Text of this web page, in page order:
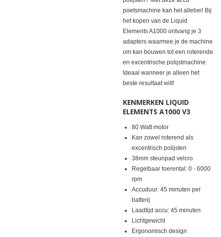
poetsmachine kan het allebei! Bij
het kopen van de Liquid
Elements A1000 ontvang je 3
adapters waarmee je de machine
om kan bouwen tot een roterende
en excentrische polijstmachine.
Ideaal wanneer je alleen het
beste resultaat wilt!
KENMERKEN LIQUID
ELEMENTS A1000 V3
80 Watt motor
Kan zowel roterend als
excentrisch polijsten
38mm steunpad velcro
Regelbaar toerental: 0 - 6000
rpm
Accuduur: 45 minuten per
batterij
Laadtijd accu: 45 minuten
Lichtgewicht
Ergonomisch design